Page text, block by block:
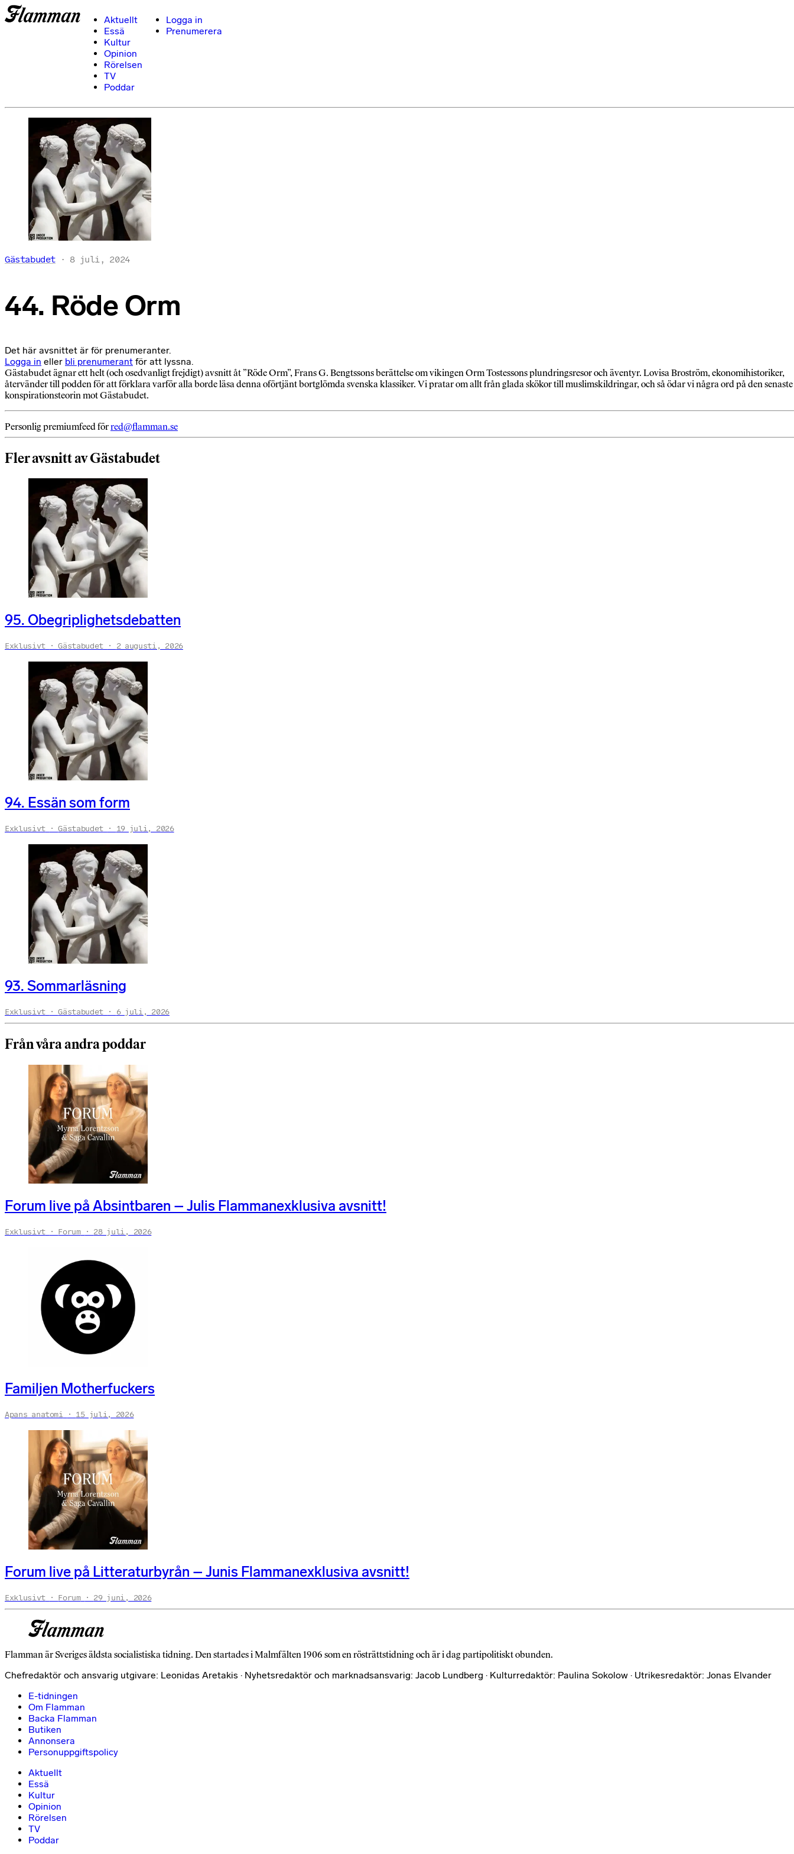
Aktuellt
Essä
Kultur
Opinion
Rörelsen
TV
Poddar
Logga in
Prenumerera
Gästabudet 8 juli, 2024
44. Röde Orm
Det här avsnittet är för prenumeranter.
Logga in eller bli prenumerant för att lyssna.
Gästabudet ägnar ett helt (och osedvanligt frejdigt) avsnitt åt ”Röde Orm”, Frans G. Bengtssons berättelse om vikingen Orm Tostessons plundringsresor och äventyr. Lovisa Broström, ekonomihistoriker,
återvänder till podden för att förklara varför alla borde läsa denna oförtjänt bortglömda svenska klassiker. Vi pratar om allt från glada skökor till muslimskildringar, och så ödar vi några ord på den senaste
konspirationsteorin mot Gästabudet.
Personlig premiumfeed förred@flamman.se
Fler avsnitt av Gästabudet
95. Obegriplighetsdebatten
Exklusivt Gästabudet 2 augusti, 2026
94. Essän som form
Exklusivt Gästabudet 19 juli, 2026
93. Sommarläsning
Exklusivt Gästabudet 6 juli, 2026
Från våra andra poddar
Forum live på Absintbaren – Julis Flammanexklusiva avsnitt!
Exklusivt Forum 28 juli, 2026
Familjen Motherfuckers
Apans anatomi 15 juli, 2026
Forum live på Litteraturbyrån – Junis Flammanexklusiva avsnitt!
Exklusivt Forum 29 juni, 2026
Flamman är Sveriges äldsta socialistiska tidning. Den startades i Malmfälten 1906 som en rösträttstidning och är i dag partipolitiskt obunden.
Chefredaktör och ansvarig utgivare: Leonidas Aretakis · Nyhetsredaktör och marknadsansvarig: Jacob Lundberg · Kulturredaktör: Paulina Sokolow · Utrikesredaktör: Jonas Elvander
E-tidningen
Om Flamman
Backa Flamman
Butiken
Annonsera
Personuppgiftspolicy
Aktuellt
Essä
Kultur
Opinion
Rörelsen
TV
Poddar